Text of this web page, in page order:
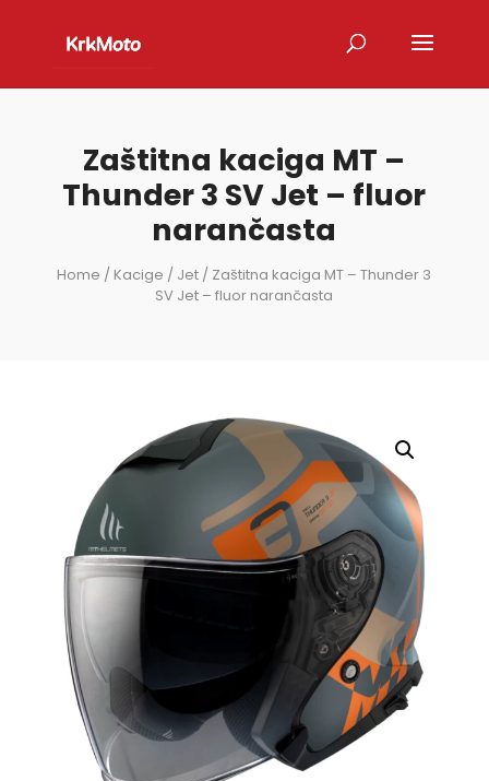
Zaštitna kaciga MT –
Thunder 3 SV Jet – fluor
narančasta
Home / Kacige / Jet / Zaštitna kaciga MT – Thunder 3
SV Jet – fluor narančasta